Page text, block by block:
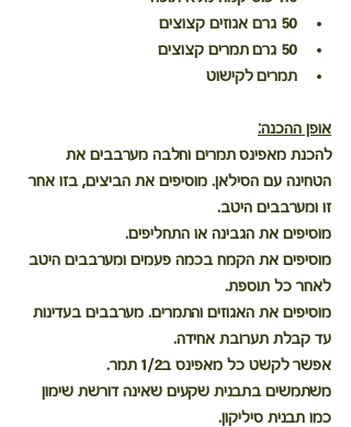
50 גרם אגוזים קצוצים
50 גרם תמרים קצוצים
תמרים לקישוט
אופן ההכנה:
להכנת מאפינס תמרים וחלבה מערבבים את
הטחינה עם הסילאן. מוסיפים את הביצים, בזו אחר
זו ומערבבים היטב.
מוסיפים את הגבינה או התחליפים.
מוסיפים את הקמח בכמה פעמים ומערבבים היטב
לאחר כל תוספת.
מוסיפים את האגוזים והתמרים. מערבבים בעדינות
עד קבלת תערובת אחידה.
אפשר לקשט כל מאפינס ב1/2 תמר.
משתמשים בתבנית שקעים שאינה דורשת שימון
כמו תבנית סיליקון.